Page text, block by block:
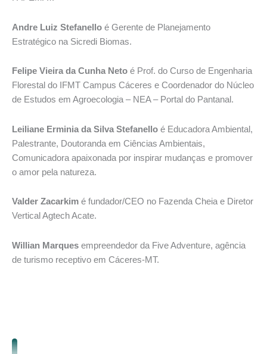
Andre Luiz Stefanello é Gerente de Planejamento
Estratégico na Sicredi Biomas.
Felipe Vieira da Cunha Neto é Prof. do Curso de Engenharia
Florestal do IFMT Campus Cáceres e Coordenador do Núcleo
de Estudos em Agroecologia – NEA – Portal do Pantanal.
Leiliane Erminia da Silva Stefanello é Educadora Ambiental,
Palestrante, Doutoranda em Ciências Ambientais,
Comunicadora apaixonada por inspirar mudanças e promover
o amor pela natureza.
Valder Zacarkim é fundador/CEO no Fazenda Cheia e Diretor
Vertical Agtech Acate.
Willian Marques empreendedor da Five Adventure, agência
de turismo receptivo em Cáceres-MT.